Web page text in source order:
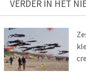
VERDER IN HET